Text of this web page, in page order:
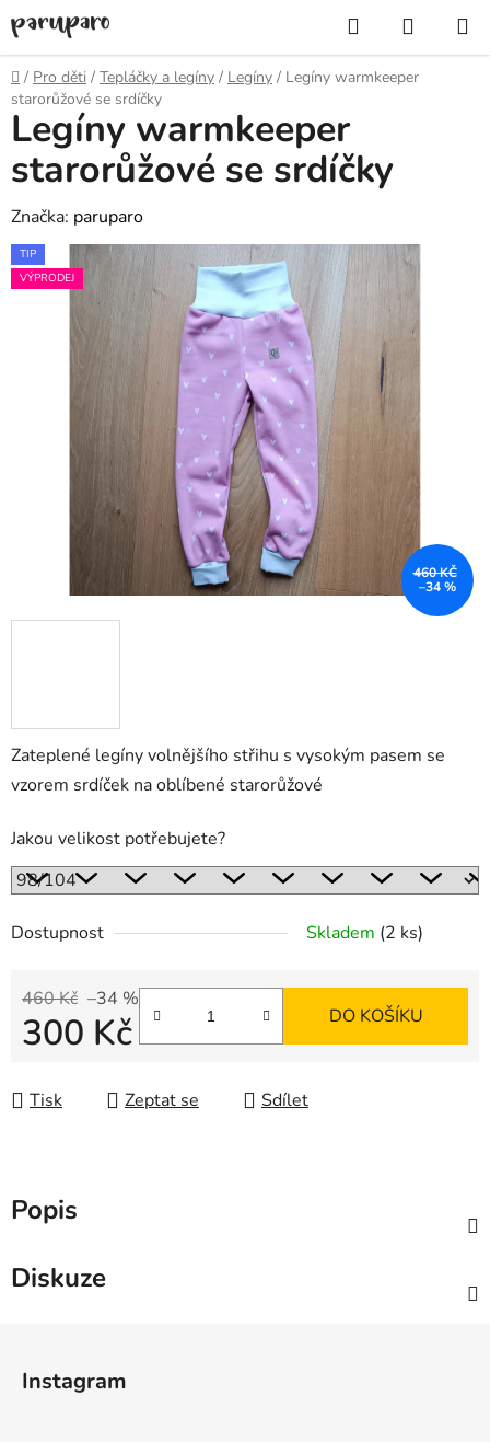
na
obsah
Hledat
KOŠÍK
Domů
/ Pro děti / Tepláčky a legíny / Legíny / Legíny warmkeeper
starorůžové se srdíčky
Zateplené legíny volnějšího střihu s vysokým pasem se
vzorem srdíček na oblíbené starorůžové
Jakou velikost potřebujete?
Dostupnost Skladem (2 ks)
460 Kč –34 %
300 Kč DO KOŠÍKU
Tisk Zeptat se Sdílet
Legíny warmkeeper
starorůžové se srdíčky
Značka: paruparo
TIP
VÝPRODEJ
460 KČ
–34 %
Popis
Diskuze
Instagram